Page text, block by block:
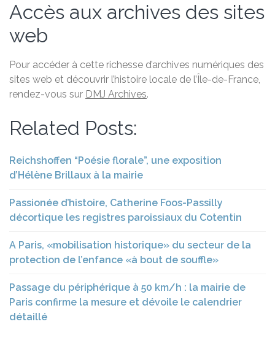
Accès aux archives des sites
web
Pour accéder à cette richesse d’archives numériques des
sites web et découvrir l’histoire locale de l’Île-de-France,
rendez-vous sur DMJ Archives.
Related Posts:
Reichshoffen “Poésie florale”, une exposition
d’Hélène Brillaux à la mairie
Passionée d’histoire, Catherine Foos-Passilly
décortique les registres paroissiaux du Cotentin
A Paris, «mobilisation historique» du secteur de la
protection de l’enfance «à bout de souffle»
Passage du périphérique à 50 km/h : la mairie de
Paris confirme la mesure et dévoile le calendrier
détaillé